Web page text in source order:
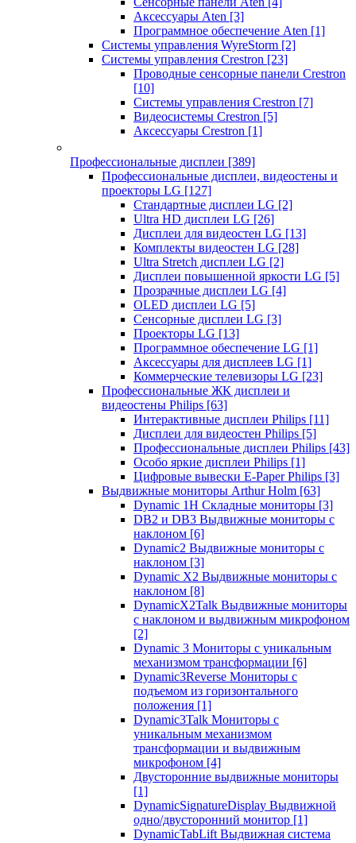
Аксессуары Aten [3]
Программное обеспечение Aten [1]
Системы управления WyreStorm [2]
Системы управления Crestron [23]
Проводные сенсорные панели Crestron
[10]
Системы управления Crestron [7]
Видеосистемы Crestron [5]
Аксессуары Crestron [1]
Профессиональные дисплеи [389]
Профессиональные дисплеи, видеостены и
проекторы LG [127]
Стандартные дисплеи LG [2]
Ultra HD дисплеи LG [26]
Дисплеи для видеостен LG [13]
Комплекты видеостен LG [28]
Ultra Stretch дисплеи LG [2]
Дисплеи повышенной яркости LG [5]
Прозрачные дисплеи LG [4]
OLED дисплеи LG [5]
Сенсорные дисплеи LG [3]
Проекторы LG [13]
Программное обеспечение LG [1]
Аксессуары для дисплеев LG [1]
Коммерческие телевизоры LG [23]
Профессиональные ЖК дисплеи и
видеостены Philips [63]
Интерактивные дисплеи Philips [11]
Дисплеи для видеостен Philips [5]
Профессиональные дисплеи Philips [43]
Особо яркие дисплеи Philips [1]
Цифровые вывески E-Paper Philips [3]
Выдвижные мониторы Arthur Holm [63]
Dynamic 1Н Складные мониторы [3]
DB2 и DB3 Выдвижные мониторы с
наклоном [6]
Dynamic2 Выдвижные мониторы с
наклоном [3]
Dynamic X2 Выдвижные мониторы с
наклоном [8]
DynamicX2Talk Выдвижные мониторы
с наклоном и выдвижным микрофоном
[2]
Dynamic 3 Мониторы с уникальным
механизмом трансформации [6]
Dynamic3Reverse Мониторы с
подъемом из горизонтального
положения [1]
Dynamic3Talk Мониторы с
уникальным механизмом
трансформации и выдвижным
микрофоном [4]
Двусторонние выдвижные мониторы
[1]
DynamicSignatureDisplay Выдвижной
одно/двусторонний монитор [1]
DynamicTabLift Выдвижная система